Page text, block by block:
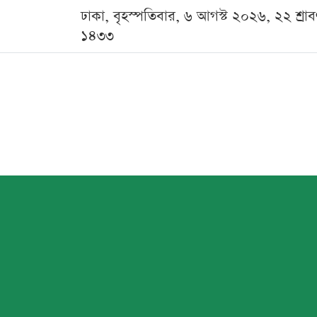
ঢাকা, বৃহস্পতিবার, ৬ আগস্ট ২০২৬, ২২
১৪৩৩